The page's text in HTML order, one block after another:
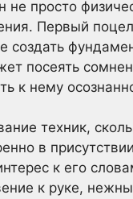
не просто
Первый
создать
посеять
к нему
техник,
в
к его
к руке,